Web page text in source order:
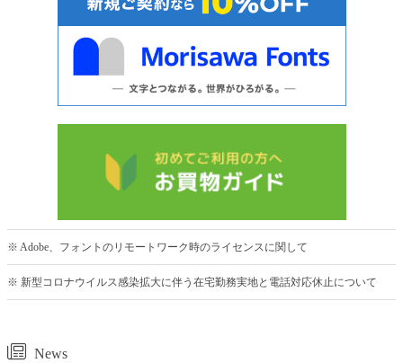
※ Adobe、フォントのリモートワーク時のライセンスに関して
※ 新型コロナウイルス感染拡大に伴う在宅勤務実地と電話対応休止について
News